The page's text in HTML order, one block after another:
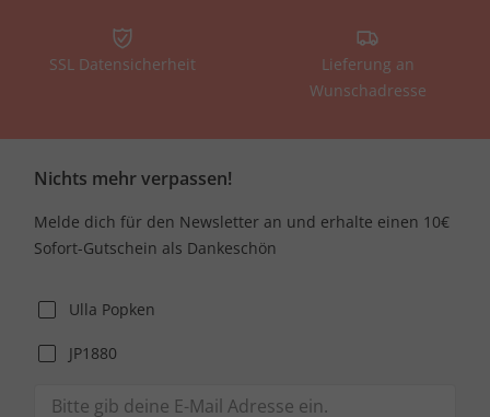
SSL Datensicherheit
Lieferung an
Wunschadresse
Nichts mehr verpassen!
Melde dich für den Newsletter an und erhalte einen 10€
Sofort-Gutschein als Dankeschön
Ulla Popken
JP1880